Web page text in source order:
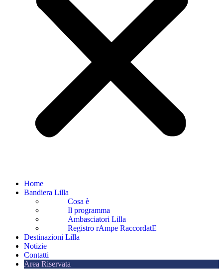
Home
Bandiera Lilla
Cosa è
Il programma
Ambasciatori Lilla
Registro rAmpe RaccordatE
Destinazioni Lilla
Notizie
Contatti
Area Riservata